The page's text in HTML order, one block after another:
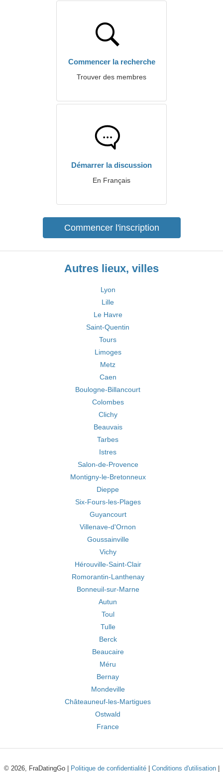
Commencer la recherche
Trouver des membres
Démarrer la discussion
En Français
Commencer l'inscription
Autres lieux, villes
Lyon
Lille
Le Havre
Saint-Quentin
Tours
Limoges
Metz
Caen
Boulogne-Billancourt
Colombes
Clichy
Beauvais
Tarbes
Istres
Salon-de-Provence
Montigny-le-Bretonneux
Dieppe
Six-Fours-les-Plages
Guyancourt
Villenave-d'Ornon
Goussainville
Vichy
Hérouville-Saint-Clair
Romorantin-Lanthenay
Bonneuil-sur-Marne
Autun
Toul
Tulle
Berck
Beaucaire
Méru
Bernay
Mondeville
Châteauneuf-les-Martigues
Ostwald
France
© 2026, FraDatingGo | Politique de confidentialité| Conditions d'utilisation|